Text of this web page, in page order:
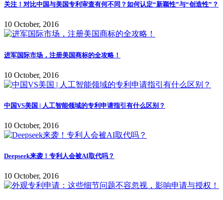
关注！对比中国与美国专利审查有何不同？如何认定“新颖性”与“创造性”？
10 October, 2016
进军国际市场，注册美国商标的全攻略！
10 October, 2016
中国VS美国 | 人工智能领域的专利申请指引有什么区别？
10 October, 2016
Deepseek来袭！专利人会被AI取代吗？
10 October, 2016